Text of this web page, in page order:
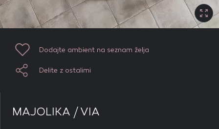
Dodajte ambient na seznam želja
Delite z ostalimi
MAJOLIKA / VIA